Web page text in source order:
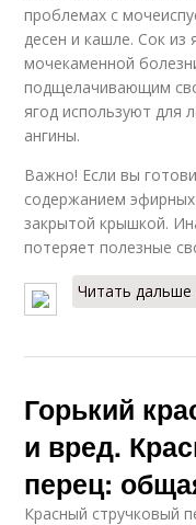
проблемах с
десен и кашле. Сок
мочекаменной
подщелачивающим
ягод используют для
ангины.
Важно! Если вы
содержанием
закрытой крышкой.
потеряет полезные
Читать
Горький
и вред.
перец:
Красный стручковый